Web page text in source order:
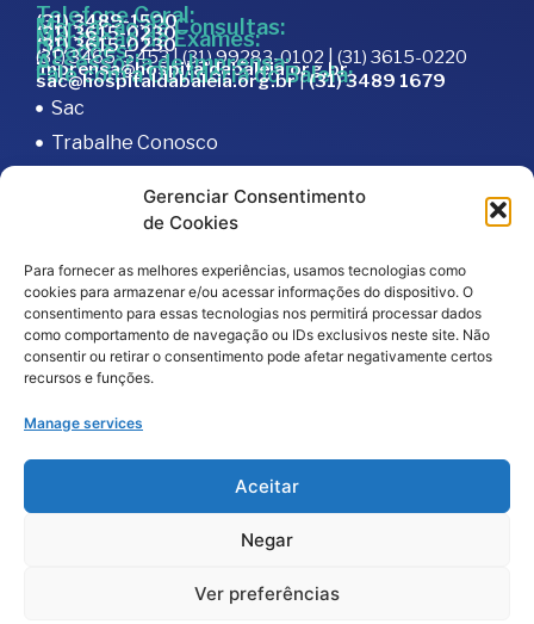
Gerenciar Consentimento
de Cookies
Para fornecer as melhores experiências, usamos tecnologias como
cookies para armazenar e/ou acessar informações do dispositivo. O
consentimento para essas tecnologias nos permitirá processar dados
como comportamento de navegação ou IDs exclusivos neste site. Não
consentir ou retirar o consentimento pode afetar negativamente certos
recursos e funções.
Manage services
Aceitar
Negar
Ver preferências
Telefone Geral:
(31) 3489-1500
Marcação de Consultas:
(31) 3615-0230
Marcação de Exames:
(31) 3615-0230
Doações:
(31) 3465-5453 | (31) 99283-0102 | (31) 3615-0220
Assessoria de Imprensa:
imprensa@hospitaldabaleia.org.br
Fale com a Ouvidoria do Baleia:
sac@hospitaldabaleia.org.br|(31) 3489 1679
Sac
Trabalhe Conosco
Código de Integridade
© Todos os direitos reservados – Hospital da